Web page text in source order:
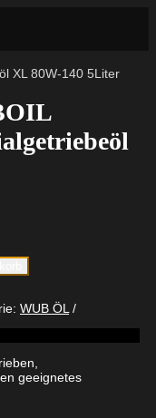
XL 80W-140 5Liter
WUB ÖL
geeignetes